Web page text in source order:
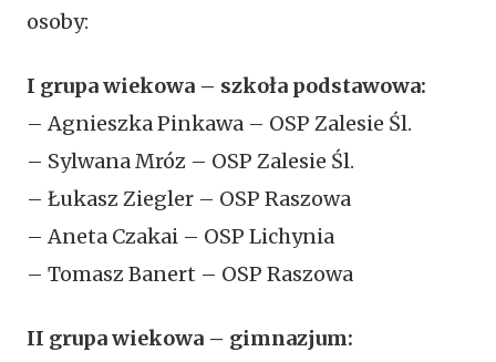
osoby:
I grupa wiekowa – szkoła podstawowa:
– Agnieszka Pinkawa – OSP Zalesie Śl.
– Sylwana Mróz – OSP Zalesie Śl.
– Łukasz Ziegler – OSP Raszowa
– Aneta Czakai – OSP Lichynia
– Tomasz Banert – OSP Raszowa
II grupa wiekowa – gimnazjum: